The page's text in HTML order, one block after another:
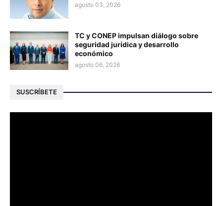
agosto 03, 2026
TC y CONEP impulsan diálogo sobre
seguridad jurídica y desarrollo
económico
agosto 06, 2026
SUSCRÍBETE